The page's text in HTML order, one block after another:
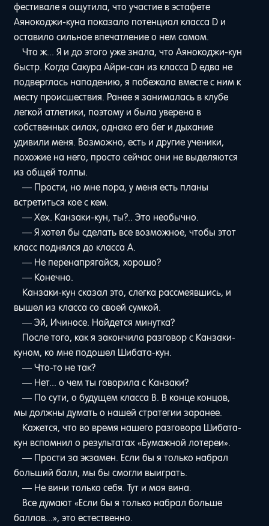
фестивале я ощутила, что участие в эстафете
Аянокоджи-куна показало потенциал класса D и
оставило сильное впечатление о нем самом.
Что ж... Я и до этого уже знала, что Аянокоджи-кун
быстр. Когда Сакура Айри-сан из класса D едва не
подверглась нападению, я побежала вместе с ним к
месту происшествия. Ранее я занималась в клубе
легкой атлетики, поэтому и была уверена в
собственных силах, однако его бег и дыхание
удивили меня. Возможно, есть и другие ученики,
похожие на него, просто сейчас они не выделяются
из общей толпы.
— Прости, но мне пора, у меня есть планы
встретиться кое с кем.
— Хех. Канзаки-кун, ты?.. Это необычно.
— Я хотел бы сделать все возможное, чтобы этот
класс поднялся до класса А.
— Не перенапрягайся, хорошо?
— Конечно.
Канзаки-кун сказал это, слегка рассмеявшись, и
вышел из класса со своей сумкой.
— Эй, Ичиносе. Найдется минутка?
После того, как я закончила разговор с Канзаки-
куном, ко мне подошел Шибата-кун.
— Что-то не так?
— Нет... о чем ты говорила с Канзаки?
— По сути, о будущем класса B. В конце концов,
мы должны думать о нашей стратегии заранее.
Кажется, что во время нашего разговора Шибата-
кун вспомнил о результатах «Бумажной лотереи».
— Прости за экзамен. Если бы я только набрал
больший балл, мы бы смогли выиграть.
— Не вини только себя. Тут и моя вина.
Все думают «Если бы я только набрал больше
баллов...», это естественно.